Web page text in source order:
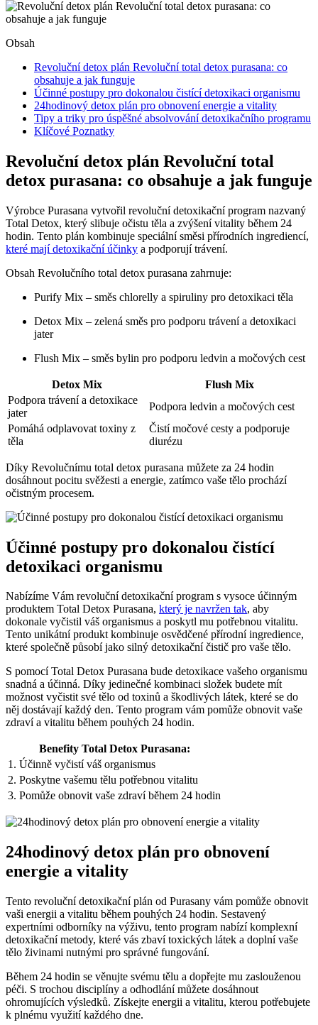
Obsah
Revoluční detox plán Revoluční total detox purasana: co
obsahuje a jak funguje
Účinné postupy pro dokonalou čistící detoxikaci organismu
24hodinový detox plán pro obnovení energie a vitality
Tipy a triky pro úspěšné absolvování detoxikačního programu
Klíčové Poznatky
Revoluční detox plán Revoluční total
detox purasana: co obsahuje a jak funguje
Výrobce Purasana vytvořil revoluční detoxikační program nazvaný
Total Detox, který slibuje očistu těla a zvýšení vitality během 24
hodin. Tento plán kombinuje speciální směsi přírodních ingrediencí,
které mají detoxikační účinky a podporují trávení.
Obsah Revolučního total detox purasana zahrnuje:
Purify Mix – směs chlorelly a spiruliny pro detoxikaci těla
Detox Mix – zelená směs pro podporu trávení a detoxikaci
jater
Flush Mix – směs bylin pro podporu ledvin a močových cest
Detox Mix
Flush Mix
Podpora trávení a detoxikace
jater
Podpora ledvin a močových cest
Pomáhá odplavovat toxiny z
těla
Čistí močové cesty a podporuje
diurézu
Díky Revolučnímu total detox purasana můžete za 24 hodin
dosáhnout pocitu svěžesti a energie, zatímco vaše tělo prochází
očistným procesem.
Účinné postupy pro dokonalou čistící
detoxikaci organismu
Nabízíme Vám revoluční detoxikační program s vysoce účinným
produktem Total Detox Purasana, který je navržen tak, aby
dokonale vyčistil váš organismus a poskytl mu potřebnou vitalitu.
Tento unikátní produkt kombinuje osvědčené přírodní ingredience,
které společně působí jako silný detoxikační čistič pro vaše tělo.
S pomocí Total Detox Purasana bude detoxikace vašeho organismu
snadná a účinná. Díky jedinečné kombinaci složek budete mít
možnost vyčistit své tělo od toxinů a škodlivých látek, které se do
něj dostávají každý den. Tento program vám pomůže obnovit vaše
zdraví a vitalitu během pouhých 24 hodin.
Benefity Total Detox Purasana:
1. Účinně vyčistí váš organismus
2. Poskytne vašemu tělu potřebnou vitalitu
3. Pomůže obnovit vaše zdraví během 24 hodin
24hodinový detox plán pro obnovení
energie a vitality
Tento revoluční detoxikační plán od Purasany vám pomůže obnovit
vaši energii a vitalitu během pouhých 24 hodin. Sestavený
expertními odborníky na výživu, tento program nabízí komplexní
detoxikační metody, které vás zbaví toxických látek a doplní vaše
tělo živinami nutnými pro správné fungování.
Během 24 hodin se věnujte svému tělu a dopřejte mu zaslouženou
péči. S trochou disciplíny a odhodlání můžete dosáhnout
ohromujících výsledků. Získejte energii a vitalitu, kterou potřebujete
k plnému využití každého dne.